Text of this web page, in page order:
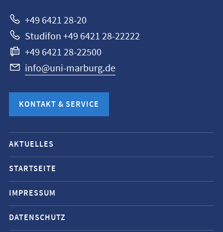
+49 6421 28-20
Studifon +49 6421 28-22222
+49 6421 28-22500
info@uni-marburg.de
KONTAKT & SERVICE
Mobile-
Service-
Navigation
und
Social
Media
AKTUELLES
STARTSEITE
IMPRESSUM
DATENSCHUTZ